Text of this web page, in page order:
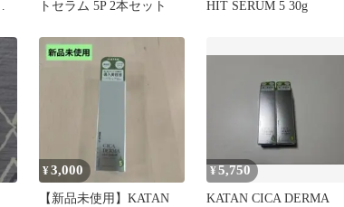
トセラム 5P 2本セット
HIT SERUM 5 30g
¥3,000
【新品未使用】KATAN
¥5,750
KATAN CICA DERMA